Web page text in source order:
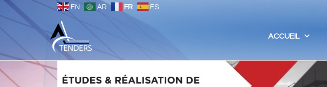
EN AR FR ES
ACCUEIL